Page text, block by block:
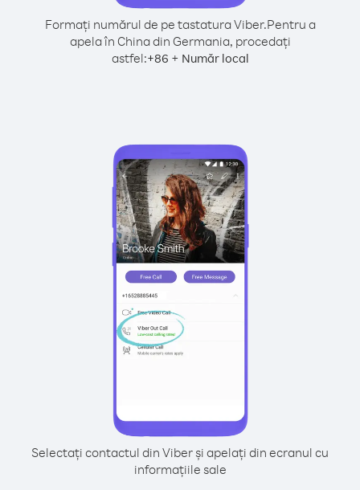
Formați numărul de pe tastatura Viber.Pentru a
apela în China din Germania, procedați
astfel:+86 + Număr local
Selectați contactul din Viber și apelați din ecranul cu
informațiile sale